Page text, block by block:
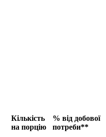
Кількість
на порцію
% від добової
потреби**